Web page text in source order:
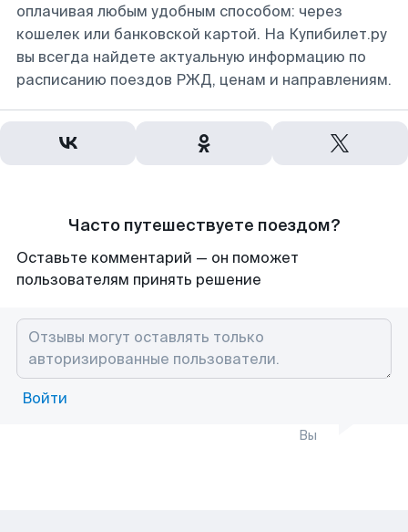
оплачивая любым удобным способом: через
кошелек или банковской картой. На Купибилет.ру
вы всегда найдете актуальную информацию по
расписанию поездов РЖД, ценам и направлениям.
Часто путешествуете поездом?
Оставьте комментарий — он поможет
пользователям принять решение
Войти
Вы